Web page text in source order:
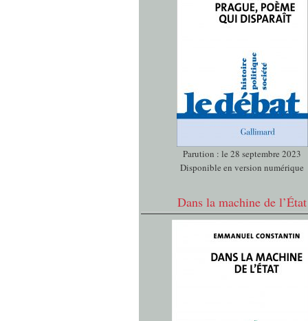
Parution : le 28 septembre 2023
Disponible en version numérique
Dans la machine de l’État